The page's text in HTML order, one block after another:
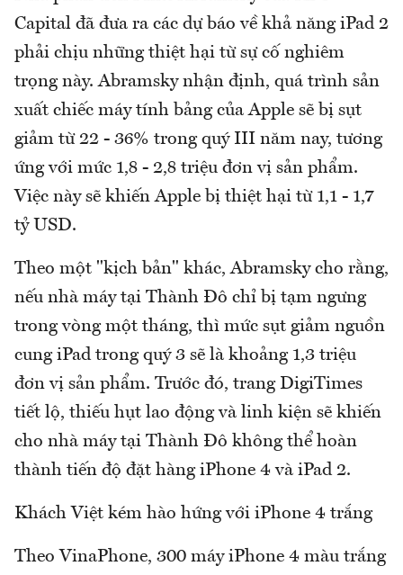
Capital đã đưa ra các dự báo về khả năng iPad 2
phải chịu những thiệt hại từ sự cố nghiêm
trọng này. Abramsky nhận định, quá trình sản
xuất chiếc máy tính bảng của Apple sẽ bị sụt
giảm từ 22 - 36% trong quý III năm nay, tương
ứng với mức 1,8 - 2,8 triệu đơn vị sản phẩm.
Việc này sẽ khiến Apple bị thiệt hại từ 1,1 - 1,7
tỷ USD.
Theo một "kịch bản" khác, Abramsky cho rằng,
nếu nhà máy tại Thành Đô chỉ bị tạm ngưng
trong vòng một tháng, thì mức sụt giảm nguồn
cung iPad trong quý 3 sẽ là khoảng 1,3 triệu
đơn vị sản phẩm. Trước đó, trang DigiTimes
tiết lộ, thiếu hụt lao động và linh kiện sẽ khiến
cho nhà máy tại Thành Đô không thể hoàn
thành tiến độ đặt hàng iPhone 4 và iPad 2.
Khách Việt kém hào hứng với iPhone 4 trắng
Theo VinaPhone, 300 máy iPhone 4 màu trắng